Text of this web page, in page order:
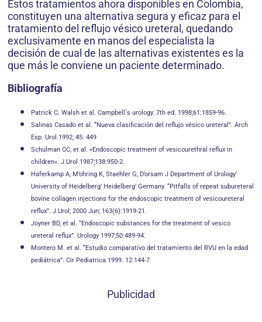
Estos tratamientos ahora disponibles en Colombia,
constituyen una alternativa segura y eficaz para el
tratamiento del reflujo vésico ureteral, quedando
exclusivamente en manos del especialista la
decisión de cual de las alternativas existentes es la
que más le conviene un paciente determinado.
Bibliografía
Patrick C. Walsh et al. Campbell´s urology. 7th ed. 1998;61:1859-96.
Salinas Casado et al. “Nueva clasificación del reflujo vésico ureteral”. Arch
Esp. Urol.1992; 45: 449
Schulman CC, et al. «Endoscopic treatment of vesicourethral reflux in
children». J.Urol 1987;138:950-2.
Haferkamp A, M’ohring K, Staehler G, D’orsam J Department of Urology’
University of Heidelberg’ Heidelberg’ Germany. “Pitfalls of repeat subureteral
bovine collagen injections for the endoscopic treatment of vesicoureteral
reflux”. J Urol; 2000 Jun; 163(6):1919-21.
Joyner BD, et al. “Endoscopic substances for the treatment of vesico
ureteral reflux”. Urology 1997;50:489-94.
Montero M. et al. “Estudio comparativo del tratamiento del RVU en la edad
pediátrica”. Cir Pediatrica 1999. 12:144-7.
Publicidad